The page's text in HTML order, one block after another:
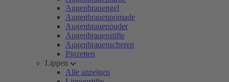
Augenbrauengel
Augenbrauenpomade
Augenbrauenpuder
Augenbrauenstifte
Augenbrauenscheren
Pinzetten
Lippen
Alle anzeigen